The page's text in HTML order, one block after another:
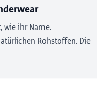
wie ihr Name.
Rohstoffen. Die